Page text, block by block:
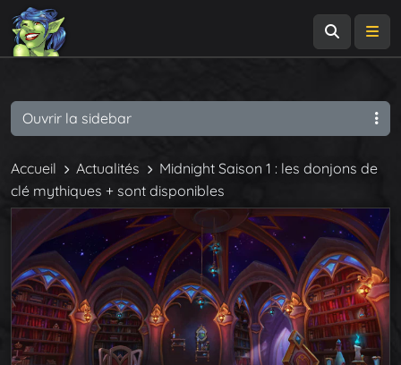
Accueil Actualités
Midnight Saison 1 : les donjons de
clé mythiques + sont disponibles
Ouvrir la sidebar